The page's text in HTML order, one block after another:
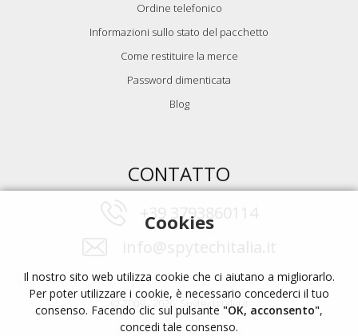
Ordine telefonico
Informazioni sullo stato del pacchetto
Come restituire la merce
Password dimenticata
Blog
CONTATTO
+39 3793860114
© 2009 - 2026, Spytechitalia.it
Cookies
Il nostro sito web utilizza cookie che ci aiutano a migliorarlo.
Per poter utilizzare i cookie, è necessario concederci il tuo
consenso. Facendo clic sul pulsante "OK, acconsento",
concedi tale consenso.